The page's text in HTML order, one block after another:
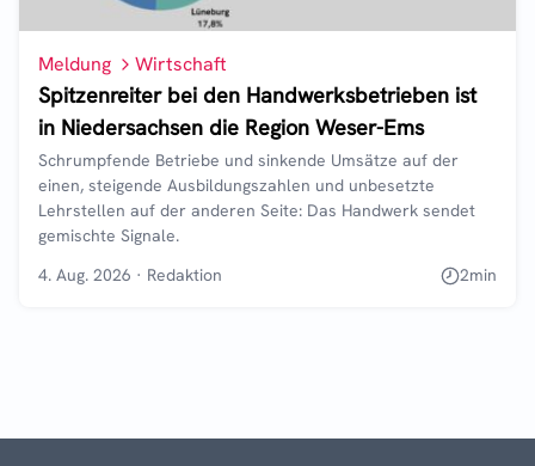
Meldung Wirtschaft
Spitzenreiter bei den Handwerksbetrieben ist
in Niedersachsen die Region Weser-Ems
Schrumpfende Betriebe und sinkende Umsätze auf der
einen, steigende Ausbildungszahlen und unbesetzte
Lehrstellen auf der anderen Seite: Das Handwerk sendet
gemischte Signale.
4. Aug. 2026 · Redaktion 2min